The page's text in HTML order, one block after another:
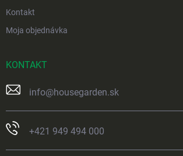
Kontakt
Moja objednávka
KONTAKT
info@housegarden.sk
+421 949 494 000